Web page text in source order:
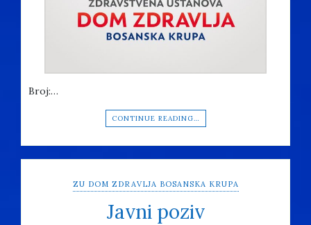
Broj:…
CONTINUE READING…
ZU DOM ZDRAVLJA BOSANSKA KRUPA
Javni poziv